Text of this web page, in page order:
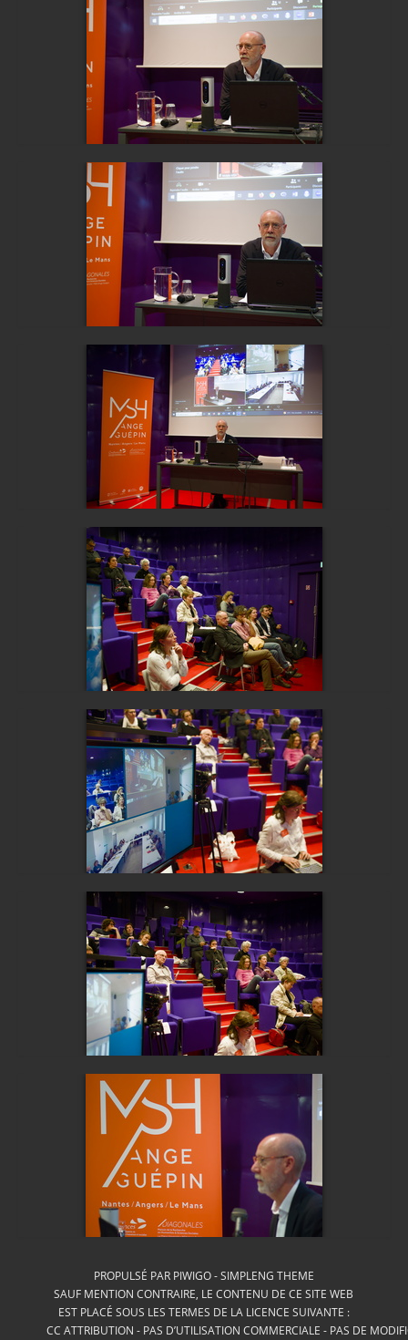
PROPULSÉ PAR PIWIGO-SIMPLENG THEME
SAUF MENTION CONTRAIRE, LE CONTENU DE CE SITE WEB
EST PLACÉ SOUS LES TERMES DE LA LICENCE SUIVANTE :
CC ATTRIBUTION - PAS D’UTILISATION COMMERCIALE - PAS DE